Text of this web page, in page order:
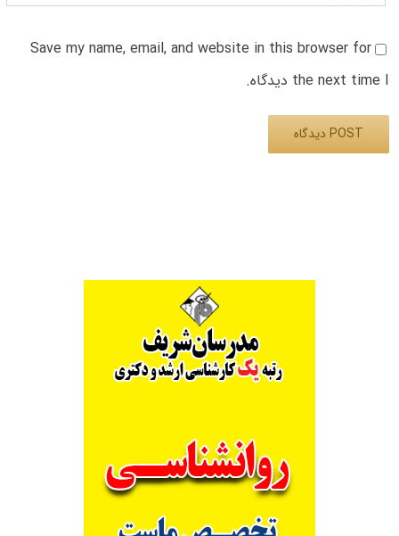
Save my name, email, and website in this browser for
the next time I دیدگاه.